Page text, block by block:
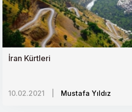
DAEŞin yeni adresi Afrika mı?
Ortadoğuda sistem karşıtı
İran Kürtleri
10.02.2021 Mustafa Yıldız